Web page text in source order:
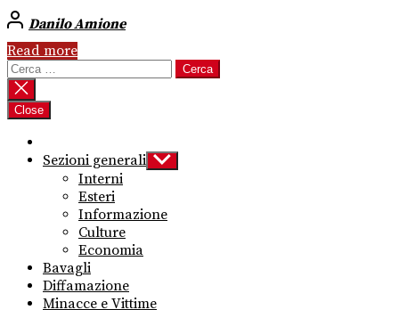
Danilo Amione
Read more
Ricerca
per:
Close
Sezioni generali Show
sub
Interni
Esteri
Informazione
Culture
Economia
Bavagli
Diffamazione
Minacce e Vittime